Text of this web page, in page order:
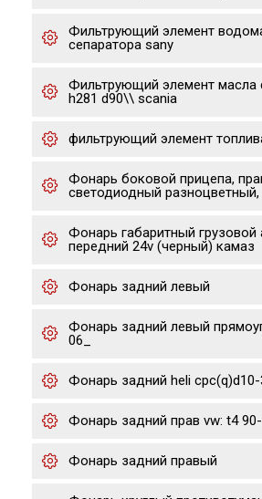
Фильтрующий элемент
сепаратора sany
Фильтрующий элемент масла
h281 d90\\ scania
фильтрующий элемент
Фонарь боковой прицепа,
светодиодный
Фонарь габаритный грузовой
передний 24v (черный) камаз
Фонарь задний левый
Фонарь задний левый
06_
Фонарь задний heli
Фонарь задний прав vw: t4
Фонарь задний правый